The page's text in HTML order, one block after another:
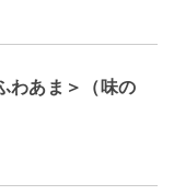
わあま＞（味の